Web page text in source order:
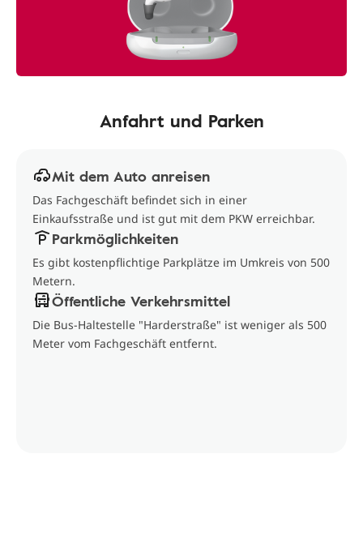
Anfahrt und Parken
Mit dem Auto anreisen
Das Fachgeschäft befindet sich in einer
Einkaufsstraße und ist gut mit dem PKW erreichbar.
Parkmöglichkeiten
Es gibt kostenpflichtige Parkplätze im Umkreis von 500
Metern.
Öffentliche Verkehrsmittel
Die Bus-Haltestelle "Harderstraße" ist weniger als 500
Meter vom Fachgeschäft entfernt.